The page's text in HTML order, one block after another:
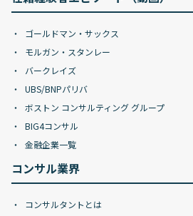
ゴールドマン・サックス
モルガン・スタンレー
バークレイズ
UBS/BNPパリバ
ボストン コンサルティング グループ
BIG4コンサル
金融企業一覧
コンサル業界
コンサルタントとは